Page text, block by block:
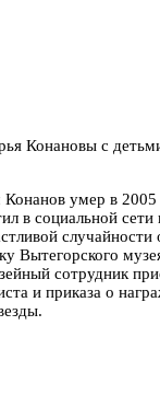
Конановы с
умер в 2005
в социальной
случайности
Вытегорского
сотрудник
и приказа о